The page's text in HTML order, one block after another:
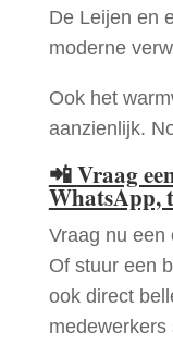
De Leijen en
moderne
Ook het
aanzienlijk.
📲Vraag
WhatsApp,
Vraag nu een
Of stuur een
ook direct
medewerkers